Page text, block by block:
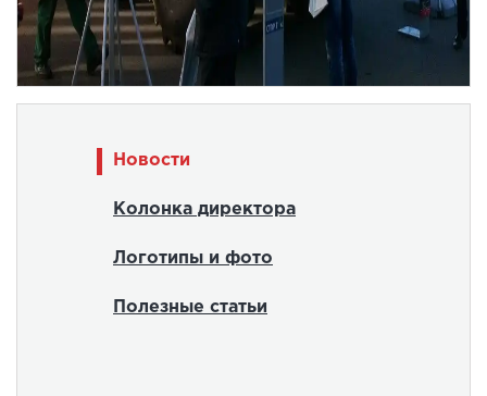
Новости
Колонка директора
Логотипы и фото
Полезные статьи